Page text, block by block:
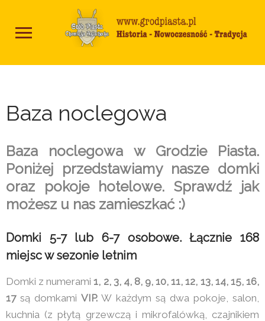
Baza noclegowa
Baza noclegowa w Grodzie Piasta.
Poniżej przedstawiamy nasze domki
oraz pokoje hotelowe. Sprawdź jak
możesz u nas zamieszkać :)
Domki 5-7 lub 6-7 osobowe. Łącznie 168
miejsc w sezonie letnim
Domki z numerami1, 2, 3, 4, 8, 9, 10, 11, 12, 13, 14, 15, 16,
17są domkamiVIP. W każdym są dwa pokoje, salon,
kuchnia (z płytą grzewczą i mikrofalówką, czajnikiem